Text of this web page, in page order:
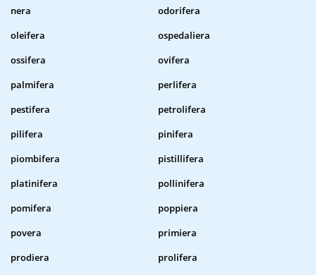
nera
odorifera
oleifera
ospedaliera
ossifera
ovifera
palmifera
perlifera
pestifera
petrolifera
pilifera
pinifera
piombifera
pistillifera
platinifera
pollinifera
pomifera
poppiera
povera
primiera
prodiera
prolifera